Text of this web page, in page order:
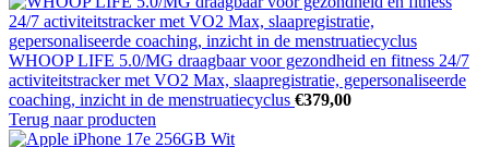
WHOOP LIFE 5.0/MG draagbaar voor gezondheid en fitness 24/7
activiteitstracker met VO2 Max, slaapregistratie, gepersonaliseerde
coaching, inzicht in de menstruatiecyclus €379,00
Terug naar producten